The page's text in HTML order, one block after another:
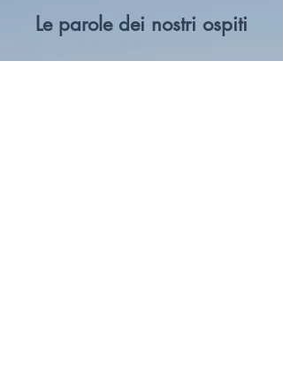
Le parole dei nostri ospiti